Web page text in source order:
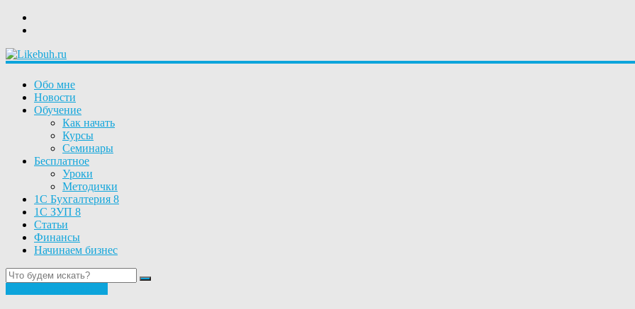
Обо мне
Новости
Обучение
Как начать
Курсы
Семинары
Бесплатное
Уроки
Методички
1С Бухгалтерия 8
1С ЗУП 8
Статьи
Финансы
Начинаем бизнес